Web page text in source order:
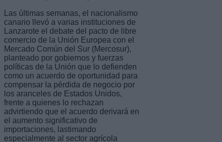
Las últimas semanas, el nacionalismo
canario llevó a varias instituciones de
Lanzarote el debate del pacto de libre
comercio de la Unión Europea con el
Mercado Común del Sur (Mercosur),
planteado por gobiernos y fuerzas
políticas de la Unión que lo defienden
como un acuerdo de oportunidad para
compensar la pérdida de negocio por
los aranceles de Estados Unidos,
frente a quienes lo rechazan
advirtiendo que el acuerdo derivará en
el aumento significativo de
importaciones, lastimando
especialmente al sector agrícola